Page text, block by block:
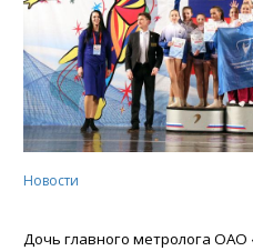
Новости
Дочь главного метролога